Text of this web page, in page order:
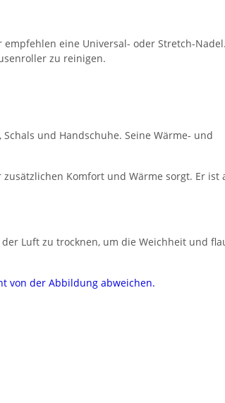
eine Universal- oder Stretch-
zu reinigen.
und Handschuhe. Seine Wärme- und
Komfort und Wärme sorgt. Er ist
Luft zu trocknen, um die Weichheit und
von der Abbildung abweichen.